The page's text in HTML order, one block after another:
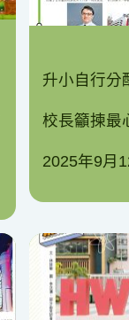
升小自行分
校長籲揀最
2025年9月